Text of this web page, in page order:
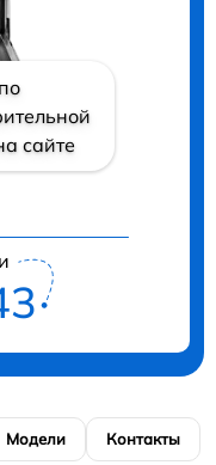
сайте
Модели Контакты